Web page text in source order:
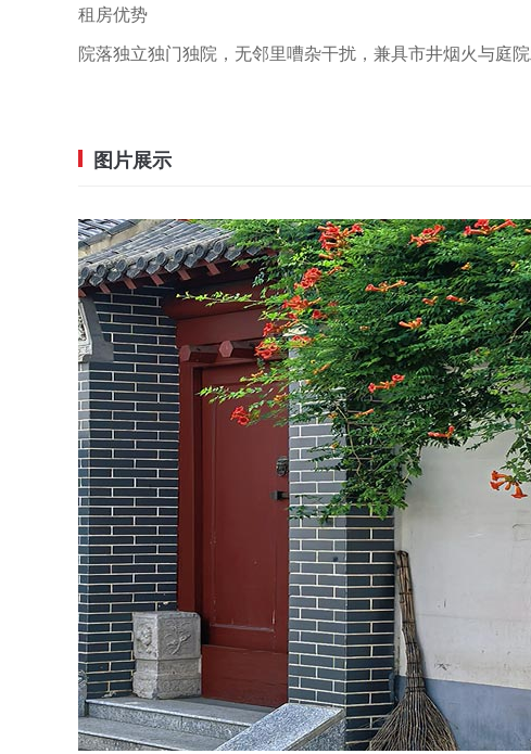
租房优势
院落独立独门独院，无邻里嘈杂干扰，兼具市井烟火与庭
图片展示